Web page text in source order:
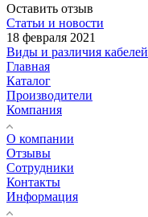
Оставить отзыв
Статьи и новости
18 февраля 2021
Виды и различия кабелей
Главная
Каталог
Производители
Компания
О компании
Отзывы
Сотрудники
Контакты
Информация